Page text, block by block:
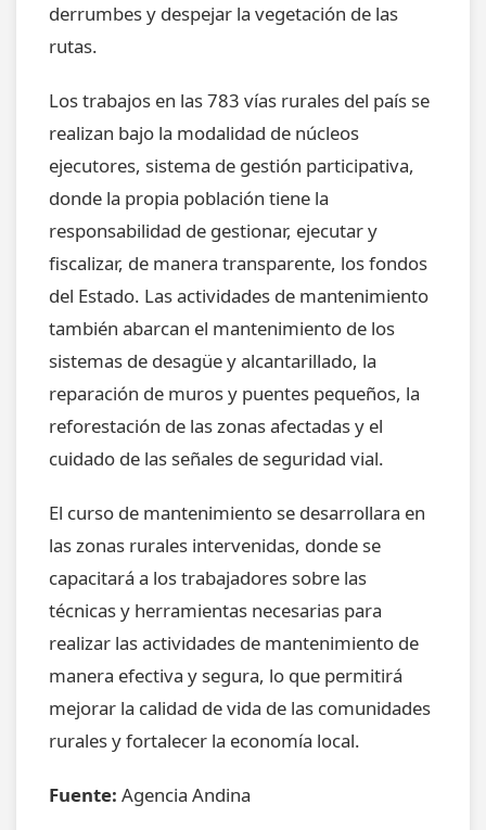
derrumbes y despejar la vegetación de las
rutas.
Los trabajos en las 783 vías rurales del país se
realizan bajo la modalidad de núcleos
ejecutores, sistema de gestión participativa,
donde la propia población tiene la
responsabilidad de gestionar, ejecutar y
fiscalizar, de manera transparente, los fondos
del Estado. Las actividades de mantenimiento
también abarcan el mantenimiento de los
sistemas de desagüe y alcantarillado, la
reparación de muros y puentes pequeños, la
reforestación de las zonas afectadas y el
cuidado de las señales de seguridad vial.
El curso de mantenimiento se desarrollara en
las zonas rurales intervenidas, donde se
capacitará a los trabajadores sobre las
técnicas y herramientas necesarias para
realizar las actividades de mantenimiento de
manera efectiva y segura, lo que permitirá
mejorar la calidad de vida de las comunidades
rurales y fortalecer la economía local.
Fuente: Agencia Andina